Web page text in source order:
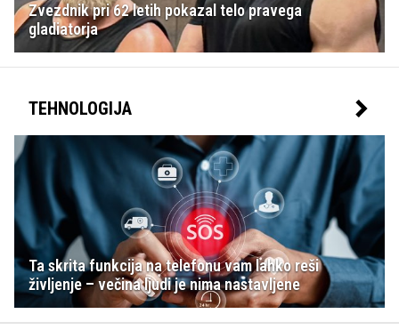
Zvezdnik pri 62 letih pokazal telo pravega
gladiatorja
TEHNOLOGIJA
Ta skrita funkcija na telefonu vam lahko reši
življenje – večina ljudi je nima nastavljene